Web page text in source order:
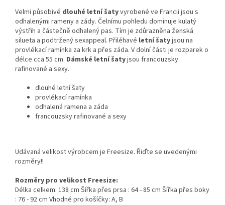
Velmi působivé dlouhé letní šatyvyrobené ve Francii jsou s
odhalenými rameny a zády. Čelnímu pohledu dominuje kulatý
výstřih a částečně odhalený pas. Tím je zdůrazněna ženská
silueta a podtržený sexappeal. Přiléhavé letní šatyjsou na
provlékací ramínka za krk a přes záda. V dolní části je rozparek o
délce cca 55 cm. Dámské letní šatyjsou francouzsky
rafinované a sexy.
dlouhé letní šaty
provlékací ramínka
odhalená ramena a záda
francouzsky rafinované a sexy
Udávaná velikost výrobcem je Freesize. Řiďte se uvedenými
rozměry!!
Rozměry pro velikost Freesize:
Délka celkem: 138 cm Šířka přes prsa : 64 - 85 cm Šířka přes boky
: 76 - 92 cm Vhodné pro košíčky: A, B